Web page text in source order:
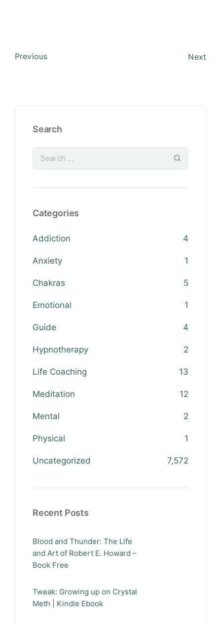
Previous Next
Search
Categories
Addiction 4
Anxiety 1
Chakras 5
Emotional 1
Guide 4
Hypnotherapy 2
Life Coaching 13
Meditation 12
Mental 2
Physical 1
Uncategorized 7,572
Recent Posts
Blood and Thunder: The Life
and Art of Robert E. Howard –
Book Free
Tweak: Growing up on Crystal
Meth | Kindle Ebook